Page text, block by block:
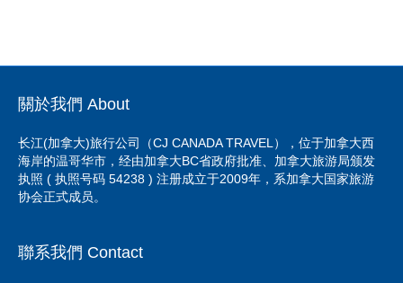
關於我們 About
长江(加拿大)旅行公司（CJ CANADA TRAVEL），位于加拿大西
海岸的温哥华市，经由加拿大BC省政府批准、加拿大旅游局颁发
执照 ( 执照号码 54238 ) 注册成立于2009年，系加拿大国家旅游
协会正式成员。
聯系我們 Contact